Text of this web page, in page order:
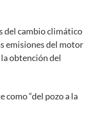
del cambio climático
emisiones del motor
obtención del
como “del pozo a la